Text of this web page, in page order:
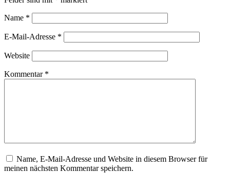
Name *
E-Mail-Adresse *
Website
Kommentar *
Name, E-Mail-Adresse und Website in diesem Browser für
meinen nächsten Kommentar speichern.